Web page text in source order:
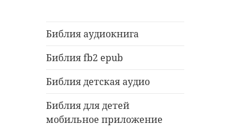
Библия аудиокнига
Библия fb2 epub
Библия детская аудио
Библия для детей
мобильное приложение